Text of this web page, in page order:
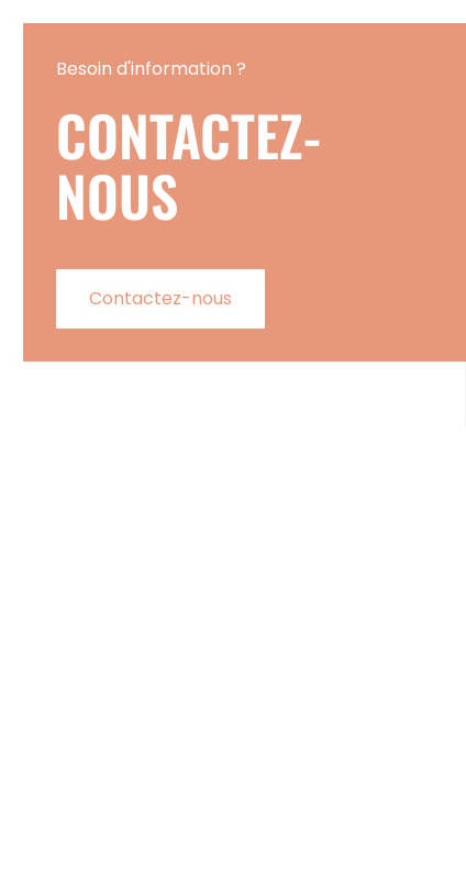
Besoin d'information ?
CONTACTEZ-
NOUS
Contactez-nous